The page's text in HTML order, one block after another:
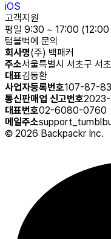
iOS
고객지원
평일 9:30 ~ 17:00
텀블벅에 문의
회사명(주) 백패커
주소서울특별시 서초구 서
대표김동환
사업자등록번호107-87-
통신판매업 신고번호2023-
대표번호02-6080-0760
메일주소
© 2026 Backpackr Inc.